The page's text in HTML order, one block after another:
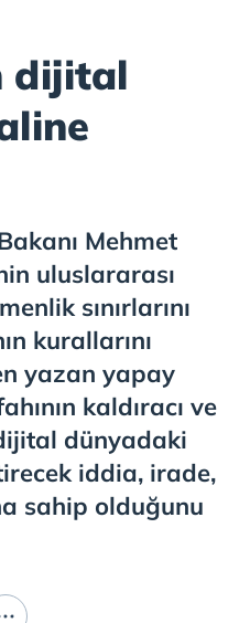
dijital
Mehmet
uluslararası
sınırlarını
kurallarını
yazan yapay
kaldıracı ve
dünyadaki
iddia, irade,
sahip olduğunu